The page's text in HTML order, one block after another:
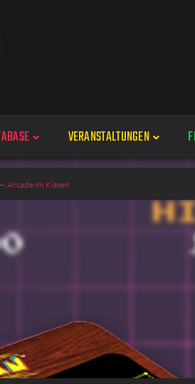
VERANSTALTUNGEN
Veranstaltung
Arcade im Kissen